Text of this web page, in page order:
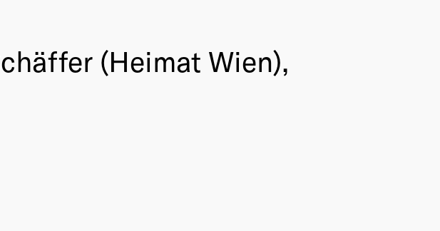
(Heimat Wien),